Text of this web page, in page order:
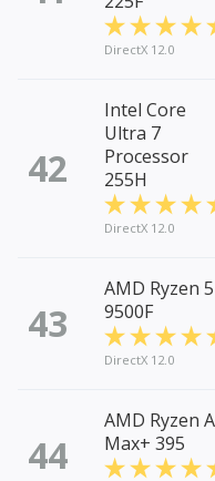
DirectX 12.0
42
Intel Core
Ultra 7
Processor
255H
DirectX 12.0
43
AMD Ryzen 5
9500F
DirectX 12.0
44
AMD Ryzen
Max+ 395